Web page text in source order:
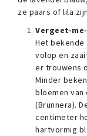
ze paars of lila
Vergeet-
Het
volop en
er trouwens
Minder
bloemen
(Brunnera).
centimeter
hartvormig